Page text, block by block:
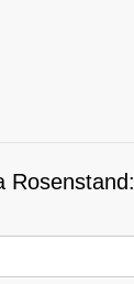
Rosenstand: